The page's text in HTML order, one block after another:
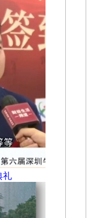
礼